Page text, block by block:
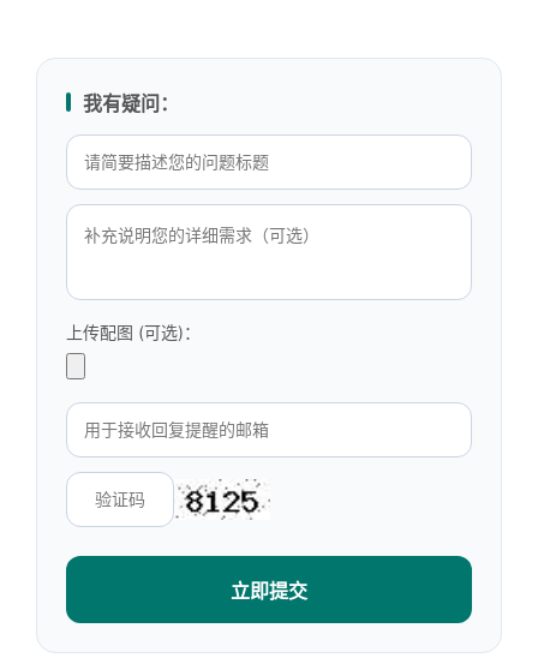
我有疑问：
上传配图 (可选)：
立即提交